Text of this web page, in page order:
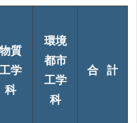
物質
工学
科
環境
都市
工学
科
合 計